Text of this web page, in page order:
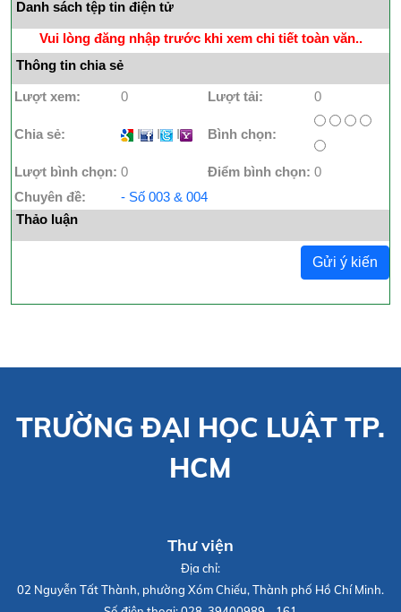
Danh sách tệp tin điện tử
Vui lòng đăng nhập trước khi xem chi tiết toàn văn..
Thông tin chia sẻ
Lượt xem: 0 Lượt tải: 0
Chia sẻ: I I I Bình chọn:
Lượt bình chọn: 0 Điểm bình chọn: 0
Chuyên đề:
- Số 003 & 004
Thảo luận
Gửi ý kiến
TRƯỜNG ĐẠI HỌC LUẬT TP.
HCM
Thư viện
Địa chỉ:
02 Nguyễn Tất Thành, phường Xóm Chiếu, Thành phố Hồ Chí Minh.